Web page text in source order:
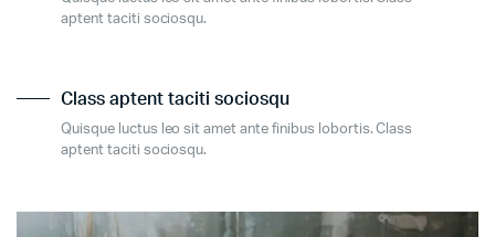
aptent taciti sociosqu.
Class aptent taciti sociosqu
Quisque luctus leo sit amet ante finibus lobortis. Class
aptent taciti sociosqu.